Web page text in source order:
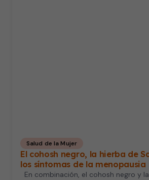
Salud de la Mujer
El cohosh negro, la hierba de
los síntomas de la menopausia
En combinación, el cohosh negro y